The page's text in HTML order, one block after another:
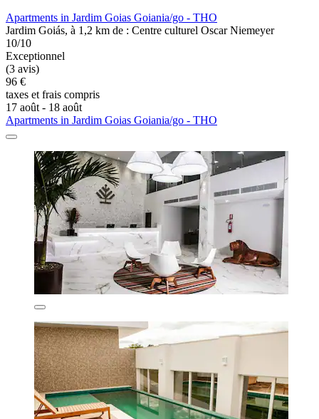
Apartments in Jardim Goias Goiania/go - THO
Jardim Goiás, à 1,2 km de : Centre culturel Oscar Niemeyer
10/10
Exceptionnel
(3 avis)
96 €
taxes et frais compris
17 août - 18 août
Apartments in Jardim Goias Goiania/go - THO